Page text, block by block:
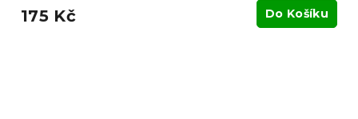
175 Kč Do Košíku